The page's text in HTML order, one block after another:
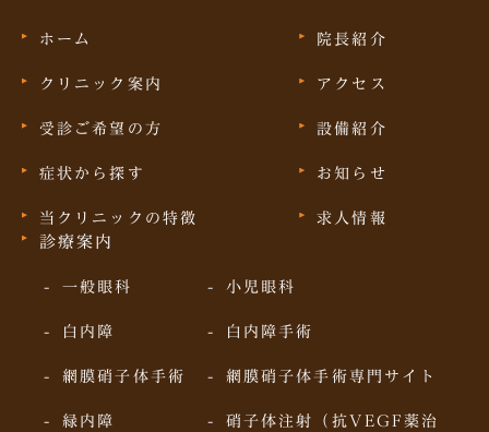
ホーム 院長紹介
クリニック案内 アクセス
受診ご希望の方 設備紹介
症状から探す お知らせ
当クリニックの特徴 求人情報
診療案内
一般眼科 小児眼科
白内障 白内障手術
網膜硝子体手術 網膜硝子体手術専門サイト
緑内障 硝子体注射（抗VEGF薬治